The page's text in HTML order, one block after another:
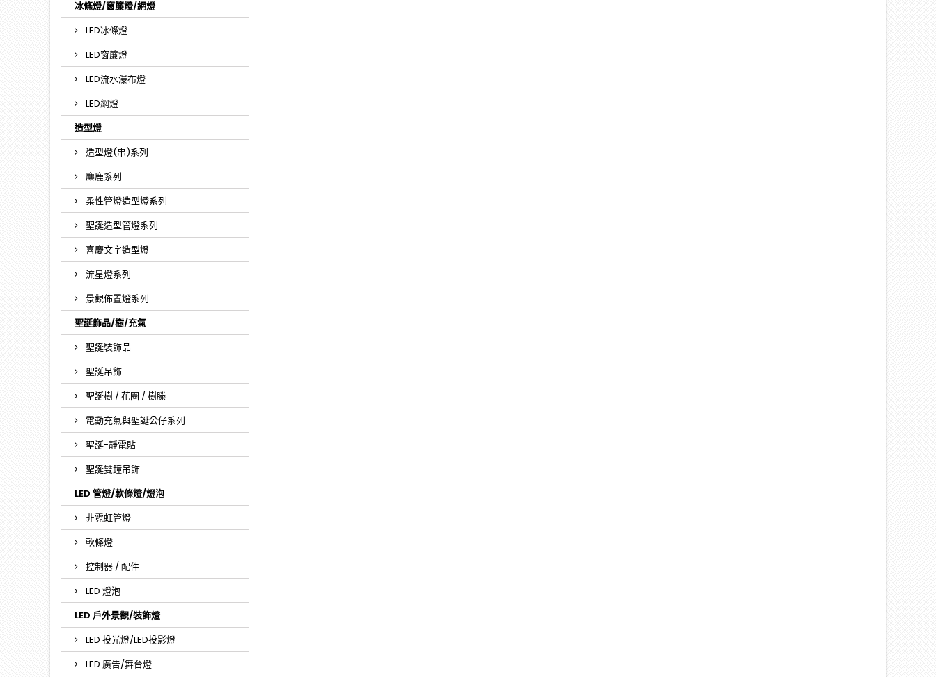
冰條燈/窗簾燈/網燈
LED冰條燈
LED窗簾燈
LED流水瀑布燈
LED網燈
造型燈
造型燈(串)系列
麋鹿系列
柔性管燈造型燈系列
聖誕造型管燈系列
喜慶文字造型燈
流星燈系列
景觀佈置燈系列
聖誕飾品/樹/充氣
聖誕裝飾品
聖誕吊飾
聖誕樹 / 花圈 / 樹滕
電動充氣與聖誕公仔系列
聖誕-靜電貼
聖誕雙鐘吊飾
LED 管燈/軟條燈/燈泡
非霓虹管燈
軟條燈
控制器 / 配件
LED 燈泡
LED 戶外景觀/裝飾燈
LED 投光燈/LED投影燈
LED 廣告/舞台燈